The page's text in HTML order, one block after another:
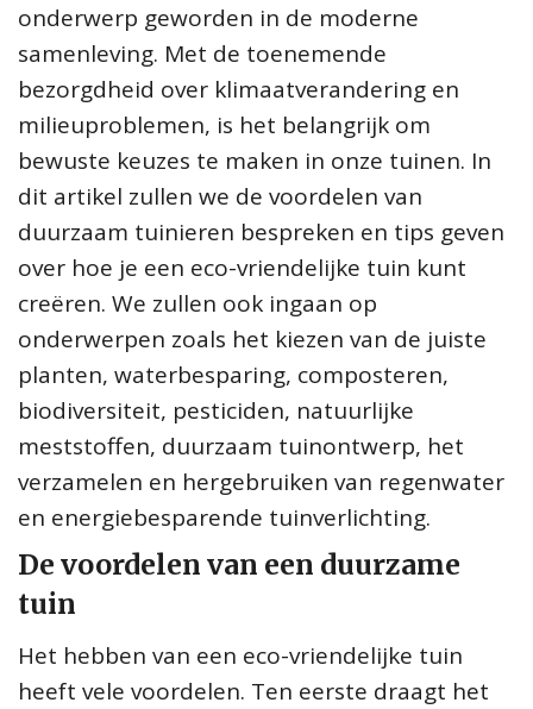
onderwerp geworden in de moderne
samenleving. Met de toenemende
bezorgdheid over klimaatverandering en
milieuproblemen, is het belangrijk om
bewuste keuzes te maken in onze tuinen. In
dit artikel zullen we de voordelen van
duurzaam tuinieren bespreken en tips geven
over hoe je een eco-vriendelijke tuin kunt
creëren. We zullen ook ingaan op
onderwerpen zoals het kiezen van de juiste
planten, waterbesparing, composteren,
biodiversiteit, pesticiden, natuurlijke
meststoffen, duurzaam tuinontwerp, het
verzamelen en hergebruiken van regenwater
en energiebesparende tuinverlichting.
De voordelen van een duurzame
tuin
Het hebben van een eco-vriendelijke tuin
heeft vele voordelen. Ten eerste draagt het